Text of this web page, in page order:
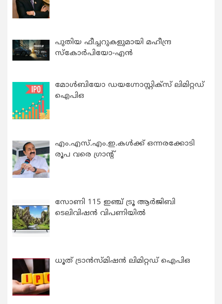
പുതിയ ഫീച്ചറുകളുമായി മഹീന്ദ്ര
സ്കോർപിയോ-എൻ
മോൾബിയോ ഡയഗ്നോസ്റ്റിക്സ് ലിമിറ്റഡ്
ഐപിഒ
എം.എസ്.എം.ഇ.കൾക്ക് ഒന്നരക്കോടി
രൂപ വരെ ഗ്രാന്റ്
സോണി 115 ഇഞ്ച് ട്രൂ ആർജിബി
ടെലിവിഷൻ വിപണിയിൽ
ധൂത് ട്രാൻസ്മിഷൻ ലിമിറ്റഡ് ഐപിഒ